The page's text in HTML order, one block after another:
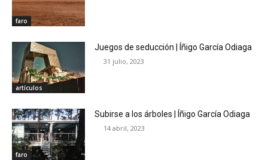
faro
artículos
Juegos de seducción | Íñigo García Odiaga
31 julio, 2023
faro
Subirse a los árboles | Íñigo García Odiaga
14 abril, 2023